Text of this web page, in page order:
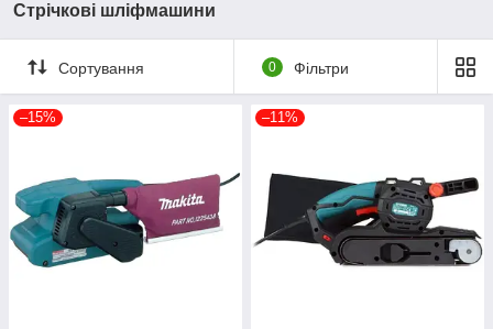
Стрічкові шліфмашини
Сортування 0 Фільтри
–15% –11%